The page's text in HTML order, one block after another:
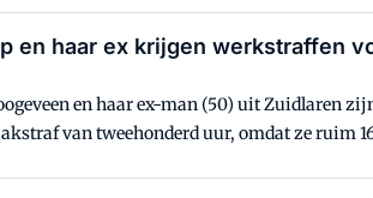
en haar ex krijgen werkstraffen
en haar ex-man (50) uit Zuidlaren
van tweehonderd uur, omdat ze ruim